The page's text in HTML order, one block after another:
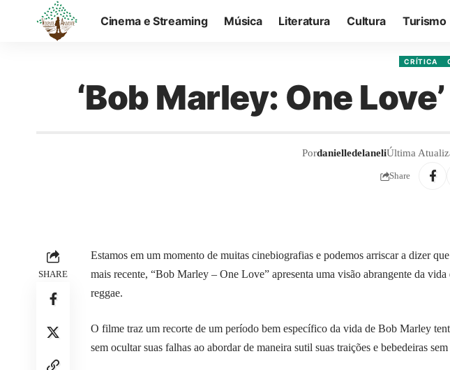
Cinema e Streaming Música Literatura Cultura Turismo
CRÍTICA
‘Bob Marley: One
PordanielledelaneliÚltima
Share
SHARE
Estamos em um momento de muitas cinebiografias e podemos arriscar a dizer
mais recente, “Bob Marley – One Love” apresenta uma visão abrangente da
reggae.
O filme traz um recorte de um período bem específico da vida de Bob Marley
sem ocultar suas falhas ao abordar de maneira sutil suas traições e bebedeiras